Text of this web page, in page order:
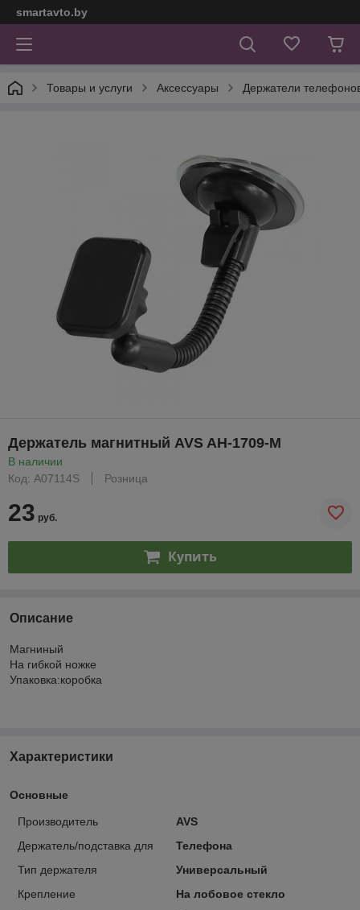
smartavto.by
Товары и услуги Аксессуары Держатели
Держатель магнитный AVS AH-1709-M
В наличии
Код: A07114S
Розница
23 руб.
Купить
Описание
Магниный
На гибкой ножке
Упаковка:коробка
Характеристики
Основные
Производитель
AVS
Держатель/подставка для
Телефона
Тип держателя
Универсальный
Крепление
На лобовое стекло